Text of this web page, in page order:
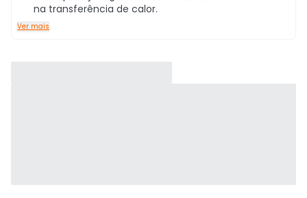
na transferência de calor.
Ver mais